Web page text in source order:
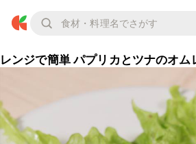
レンジで簡単 パプリカとツナのオム